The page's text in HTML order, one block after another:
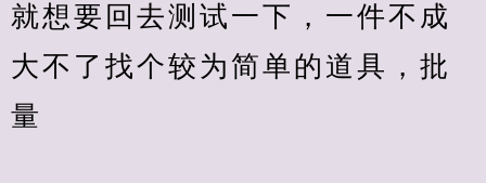
就想要回去测试一下，一件不成
大不了找个较为简单的道具，批
量